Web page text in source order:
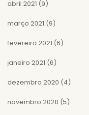
abril 2021 (9)
março 2021 (9)
fevereiro 2021 (6)
janeiro 2021 (6)
dezembro 2020 (4)
novembro 2020 (5)